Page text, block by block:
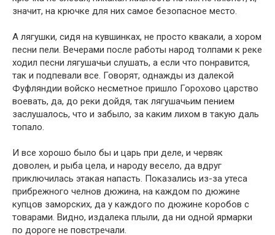
значит, на крючке для них самое безопасное место.
А лягушки, сидя на кувшинках, не просто квакали, а хором
песни пели. Вечерами после работы народ толпами к реке
ходил песни лягушачьи слушать, а если что понравится,
так и подпевали все. Говорят, однажды из далекой
Фуфляндии войско несметное пришло Горохово царство
воевать, да, до реки дойдя, так лягушачьим пением
заслушалось, что и забыло, за каким лихом в такую даль
топало.
И все хорошо было бы и царь при деле, и червяк
доволен, и рыба цела, и народу весело, да вдруг
приключилась этакая напасть. Показались из-за утеса
прибрежного челнов дюжина, на каждом по дюжине
купцов заморских, да у каждого по дюжине коробов с
товарами. Видно, издалека плыли, да ни одной ярмарки
по дороге не повстречали.